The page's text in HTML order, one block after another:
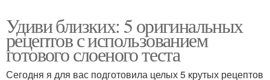
Удиви близких: 5 оригинальных
рецептов с использованием
готового слоеного теста
Сегодня я для вас подготовила целых 5 крутых рецептов